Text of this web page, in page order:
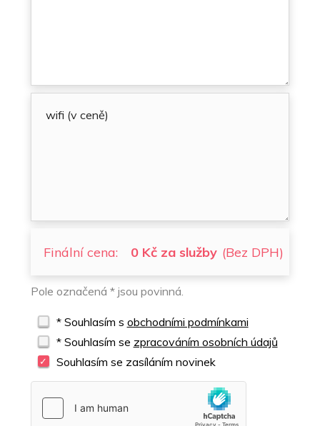
Finální cena: 0 Kč za služby (Bez DPH)
Pole označená * jsou povinná.
* Souhlasím s obchodními podmínkami
* Souhlasím se zpracováním osobních údajů
Souhlasím se zasíláním novinek